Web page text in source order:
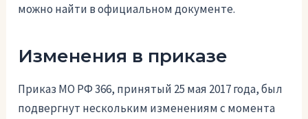
можно найти в официальном документе.
Изменения в приказе
Приказ МО РФ 366, принятый 25 мая 2017 года, был
подвергнут нескольким изменениям с момента